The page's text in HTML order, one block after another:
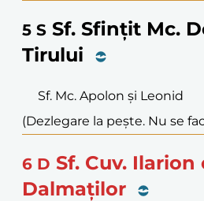
5 S Sf. Sfințit Mc.
Tirului
Sf. Mc. Apolon și Leonid
(Dezlegare la pește. Nu se
6 D Sf. Cuv. Ilarion
Dalmaților